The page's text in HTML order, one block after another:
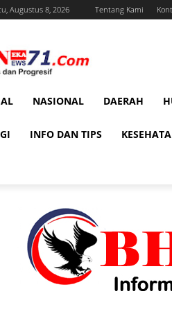
Augustus 8, 2026 Tentang Kami
NASIONAL DAERAH
INFO DAN TIPS